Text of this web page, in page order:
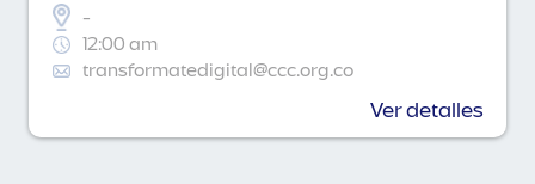
-
12:00 am
transformatedigital@ccc.org.co
Ver detalles